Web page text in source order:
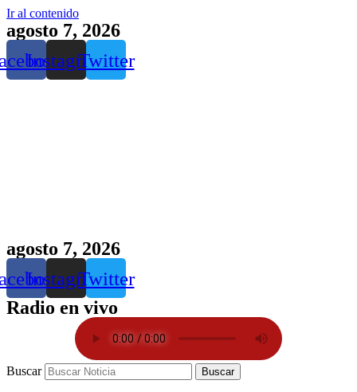
Ir al contenido
agosto 7, 2026
InstagramTwitter
agosto 7, 2026
InstagramTwitter
Radio en vivo
Buscar Buscar